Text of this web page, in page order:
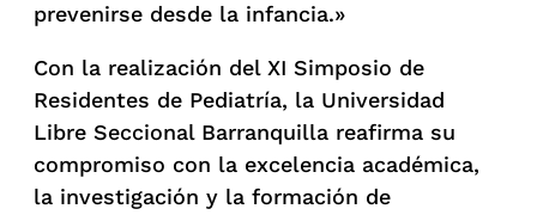
prevenirse desde la infancia.»
Con la realización del XI Simposio de
Residentes de Pediatría, la Universidad
Libre Seccional Barranquilla reafirma su
compromiso con la excelencia académica,
la investigación y la formación de